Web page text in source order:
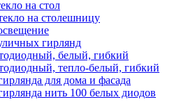
на стол
на столешницу
гирлянд
белый, гибкий
тепло-белый, гибкий
для дома и фасада
нить 100 белых диодов